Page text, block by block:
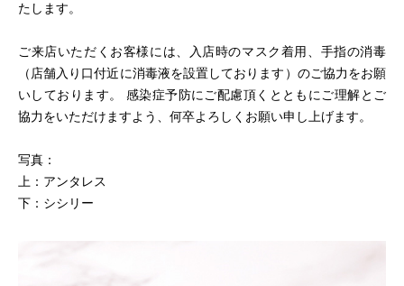
たします。
ご来店いただくお客様には、入店時のマスク着用、手指の消毒
（店舗入り口付近に消毒液を設置しております）のご協力をお願
いしております。 感染症予防にご配慮頂くとともにご理解とご
協力をいただけますよう、何卒よろしくお願い申し上げます。
写真：
上：アンタレス
下：シシリー